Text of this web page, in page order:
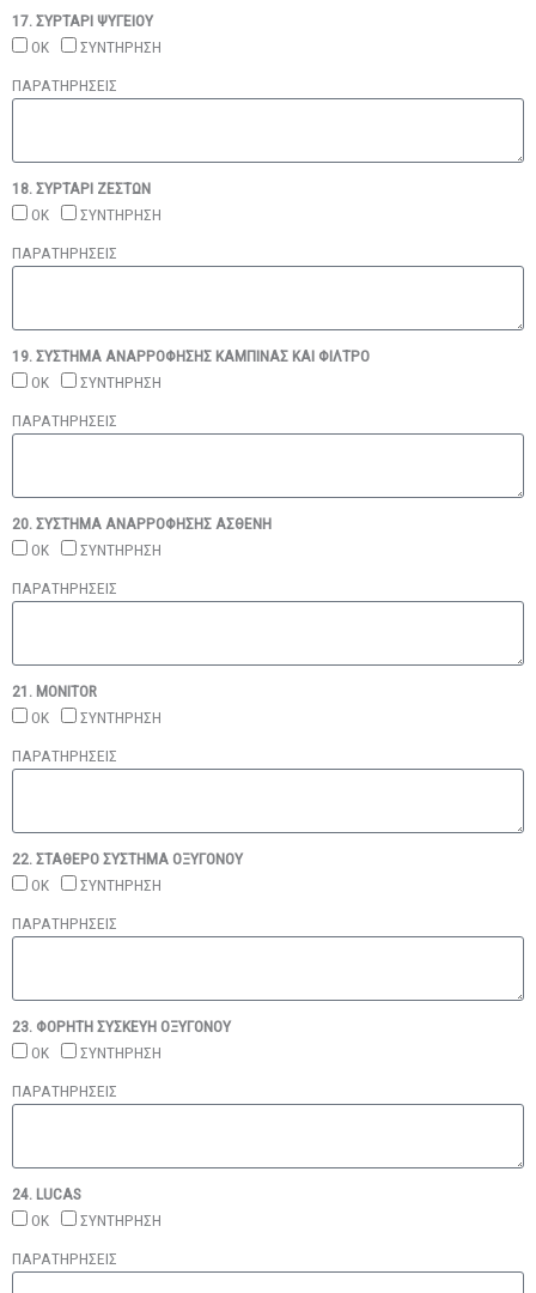
17. ΣΥΡΤΑΡΙ ΨΥΓΕΙΟΥ
ΟΚ
ΣΥΝΤΗΡΗΣΗ
ΠΑΡΑΤΗΡΗΣΕΙΣ
18. ΣΥΡΤΑΡΙ ΖΕΣΤΩΝ
ΟΚ
ΣΥΝΤΗΡΗΣΗ
ΠΑΡΑΤΗΡΗΣΕΙΣ
19. ΣΥΣΤΗΜΑ ΑΝΑΡΡΟΦΗΣΗΣ ΚΑΜΠΙΝΑΣ ΚΑΙ ΦΙΛΤΡΟ
ΟΚ
ΣΥΝΤΗΡΗΣΗ
ΠΑΡΑΤΗΡΗΣΕΙΣ
20. ΣΥΣΤΗΜΑ ΑΝΑΡΡΟΦΗΣΗΣ ΑΣΘΕΝΗ
ΟΚ
ΣΥΝΤΗΡΗΣΗ
ΠΑΡΑΤΗΡΗΣΕΙΣ
21. MONITOR
ΟΚ
ΣΥΝΤΗΡΗΣΗ
ΠΑΡΑΤΗΡΗΣΕΙΣ
22. ΣΤΑΘΕΡΟ ΣΥΣΤΗΜΑ ΟΞΥΓΟΝΟΥ
ΟΚ
ΣΥΝΤΗΡΗΣΗ
ΠΑΡΑΤΗΡΗΣΕΙΣ
23. ΦΟΡΗΤΗ ΣΥΣΚΕΥΗ ΟΞΥΓΟΝΟΥ
ΟΚ
ΣΥΝΤΗΡΗΣΗ
ΠΑΡΑΤΗΡΗΣΕΙΣ
24. LUCAS
ΟΚ
ΣΥΝΤΗΡΗΣΗ
ΠΑΡΑΤΗΡΗΣΕΙΣ